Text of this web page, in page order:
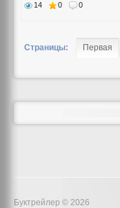
14 0 0
Страницы: Первая
Буктрейлер © 2026